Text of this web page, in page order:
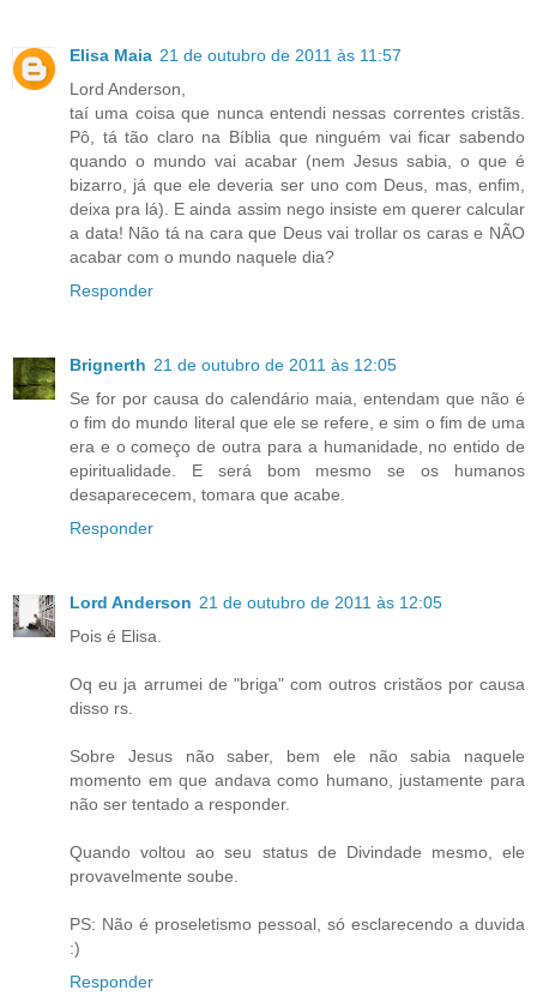
Elisa Maia 21 de outubro de 2011 às 11:57
Lord Anderson,
taí uma coisa que nunca entendi nessas correntes cristãs.
Pô, tá tão claro na Bíblia que ninguém vai ficar sabendo
quando o mundo vai acabar (nem Jesus sabia, o que é
bizarro, já que ele deveria ser uno com Deus, mas, enfim,
deixa pra lá). E ainda assim nego insiste em querer calcular
a data! Não tá na cara que Deus vai trollar os caras e NÃO
acabar com o mundo naquele dia?
Responder
Brignerth 21 de outubro de 2011 às 12:05
Se for por causa do calendário maia, entendam que não é
o fim do mundo literal que ele se refere, e sim o fim de uma
era e o começo de outra para a humanidade, no entido de
epiritualidade. E será bom mesmo se os humanos
desaparececem, tomara que acabe.
Responder
Lord Anderson 21 de outubro de 2011 às 12:05
Pois é Elisa.
Oq eu ja arrumei de "briga" com outros cristãos por causa
disso rs.
Sobre Jesus não saber, bem ele não sabia naquele
momento em que andava como humano, justamente para
não ser tentado a responder.
Quando voltou ao seu status de Divindade mesmo, ele
provavelmente soube.
PS: Não é proseletismo pessoal, só esclarecendo a duvida
:)
Responder